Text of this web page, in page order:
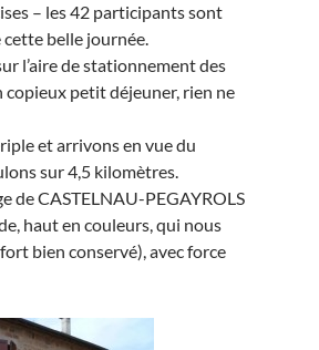
– les 42 participants sont
belle journée.
l’aire de stationnement des
copieux petit déjeuner, rien ne
et arrivons en vue du
sur 4,5 kilomètres.
de CASTELNAU-PEGAYROLS
haut en couleurs, qui nous
bien conservé), avec force